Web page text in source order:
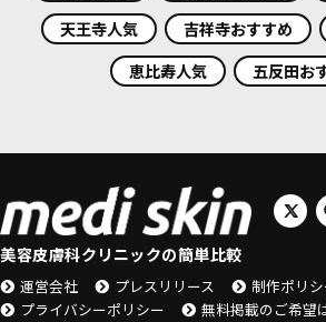
天王寺人気
吉祥寺おすすめ
恵比寿人気
五反田お
美容皮膚科クリニックの簡単比較
運営会社 プレスリリース 制作ポリ
プライバシーポリシー
無料掲載のご希望